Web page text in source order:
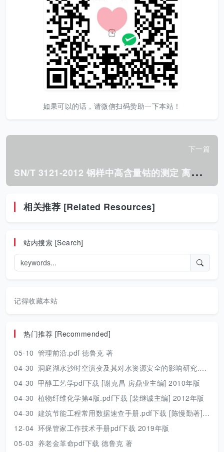
如果可以的话，请微信扫码赞助一下本站！
下一篇
S
N/T 3121-2012 钢样中高含量钴的测定 离子交换分离电位滴定法.pdf
相关推荐 [Related Resources]
站内搜索 [Search]
记得收藏本站
热门推荐 [Recommended]
05-10 管理前沿.pdf 德鲁克 著
04-30 洞庭湖水沙时空演变及其对水资源安全的影响研究.pdf 胡光伟 著 2017年版
04-30 甲醇工艺学pdf下载 [谢克昌 房鼎业主编] 2010年版
04-30 植物纤维化学第4版.pdf下载 [裴继诚主编] 2012年版
04-30 建筑节能工程常用数据速查手册.pdf下载 [陈慢勤著] 2010年版
12-04 环保管家工作技术手册pdf下载 2019年版
05-03 养老金革命pdf下载 德鲁克 著